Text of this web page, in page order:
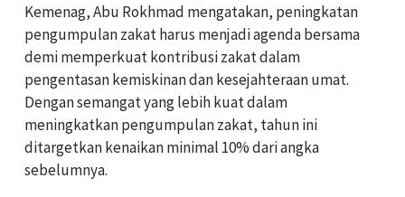
Kemenag, Abu Rokhmad mengatakan, peningkatan
pengumpulan zakat harus menjadi agenda bersama
demi memperkuat kontribusi zakat dalam
pengentasan kemiskinan dan kesejahteraan umat.
Dengan semangat yang lebih kuat dalam
meningkatkan pengumpulan zakat, tahun ini
ditargetkan kenaikan minimal 10% dari angka
sebelumnya.